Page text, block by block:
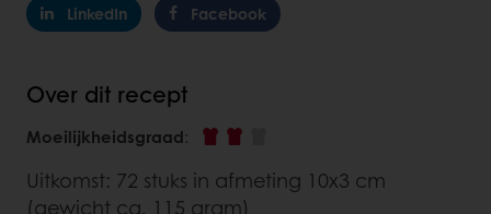
LinkedIn Facebook
Over dit recept
Moeilijkheidsgraad:
Uitkomst: 72 stuks in afmeting 10x3 cm
(gewicht ca. 115 gram)